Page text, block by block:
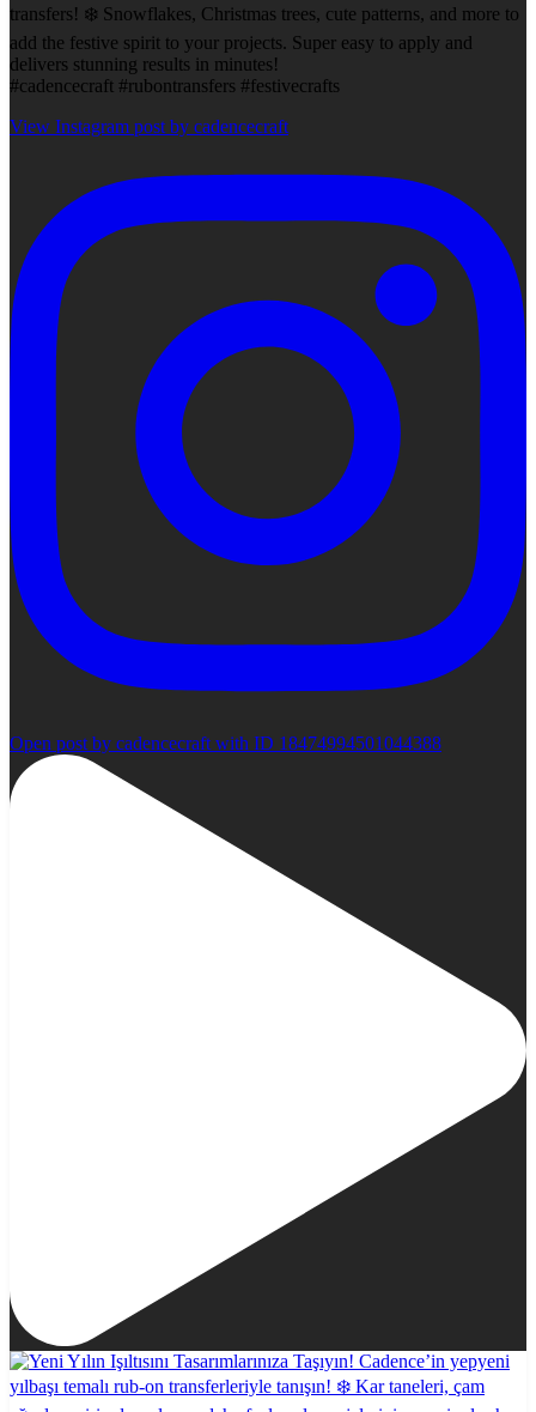
transfers! ❄️ Snowflakes, Christmas trees, cute patterns, and more to
add the festive spirit to your projects. Super easy to apply and
delivers stunning results in minutes!
#cadencecraft #rubontransfers #festivecrafts
View Instagram post by cadencecraft
Open post by cadencecraft with ID 18474994501044388